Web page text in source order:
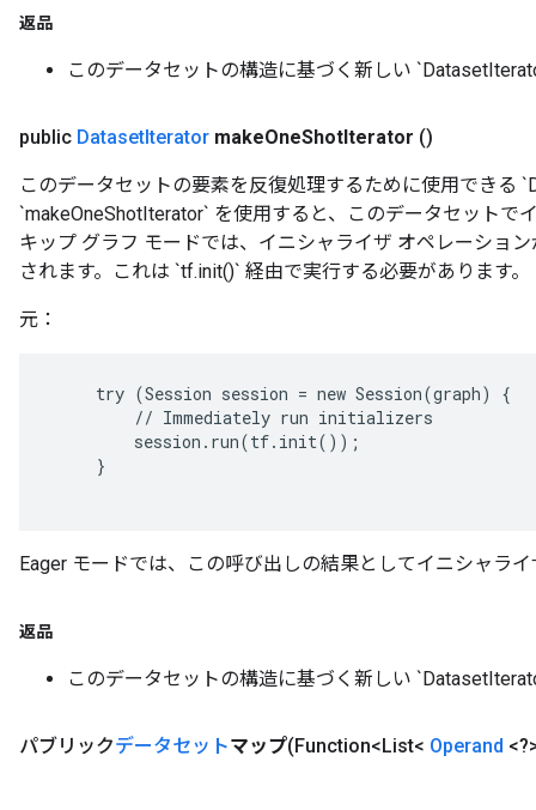
返品
このデータセットの構造に基づく新しい
public DatasetIterator makeOneShotIterator ()
このデータセットの要素を反復処理するために使用できる
`makeOneShotIterator` を使用すると、このデータセットで
キップ グラフ モードでは、イニシャライザ オペレーショ
されます。これは `tf.init()` 経由で実行する必要があります。
元：
     try (Session session = new Session(graph) {
         // Immediately run initializers
         session.run(tf.init());
     }
Eager モードでは、この呼び出しの結果としてイニシャラ
返品
このデータセットの構造に基づく新しい
パブリックデータセットマップ(Function<List< Operand